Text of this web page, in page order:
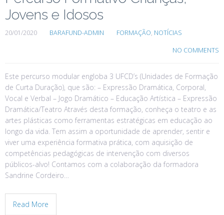
Jovens e Idosos
20/01/2020 BARAFUND-ADMIN FORMAÇÃO, NOTÍCIAS
NO COMMENTS
Este percurso modular engloba 3 UFCD’s (Unidades de Formação
de Curta Duração), que são: – Expressão Dramática, Corporal,
Vocal e Verbal – Jogo Dramático – Educação Artística – Expressão
Dramática/Teatro Através desta formação, conheça o teatro e as
artes plásticas como ferramentas estratégicas em educação ao
longo da vida. Tem assim a oportunidade de aprender, sentir e
viver uma experiência formativa prática, com aquisição de
competências pedagógicas de intervenção com diversos
públicos-alvo! Contamos com a colaboração da formadora
Sandrine Cordeiro…
Read More